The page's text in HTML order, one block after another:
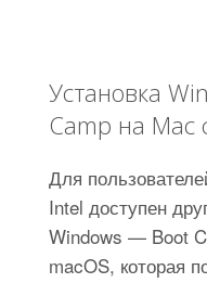
Установка
Camp на Mac
Для
Intel доступен
Windows — Boot
macOS, которая